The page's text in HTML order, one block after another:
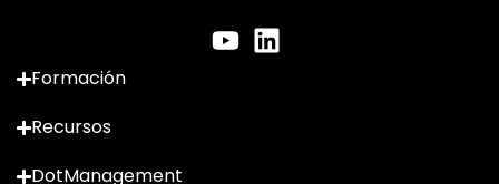
Formación
Recursos
DotManagement